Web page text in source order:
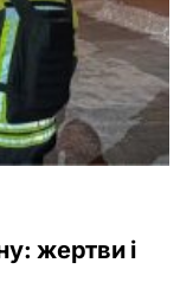
жертви і